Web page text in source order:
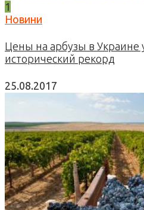
1
Новини
Цены на арбузы в Украине
исторический рекорд
25.08.2017